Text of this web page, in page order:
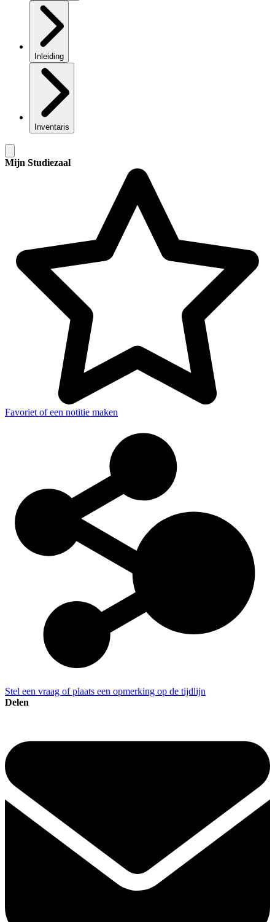
Inleiding
Inventaris
Mijn Studiezaal
Favoriet of een notitie maken
Stel een vraag of plaats een opmerking op de tijdlijn
Delen